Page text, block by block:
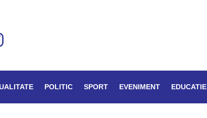
POLITIC SPORT EVENIMENT EDUCATIE